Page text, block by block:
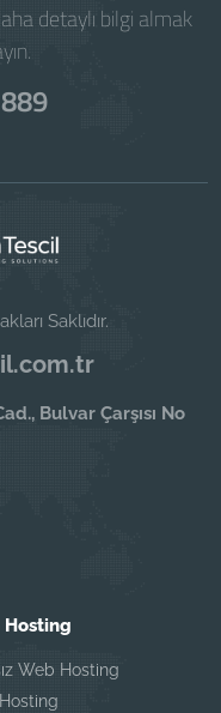
detaylı bilgi almak
Saklıdır.
Bulvar Çarşısı No
Hosting
Web Hosting